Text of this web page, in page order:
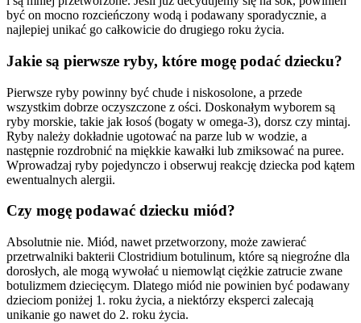
być on mocno rozcieńczony wodą i podawany sporadycznie, a
najlepiej unikać go całkowicie do drugiego roku życia.
Jakie są pierwsze ryby, które mogę podać dziecku?
Pierwsze ryby powinny być chude i niskosolone, a przede
wszystkim dobrze oczyszczone z ości. Doskonałym wyborem są
ryby morskie, takie jak łosoś (bogaty w omega-3), dorsz czy mintaj.
Ryby należy dokładnie ugotować na parze lub w wodzie, a
następnie rozdrobnić na miękkie kawałki lub zmiksować na puree.
Wprowadzaj ryby pojedynczo i obserwuj reakcję dziecka pod kątem
ewentualnych alergii.
Czy mogę podawać dziecku miód?
Absolutnie nie. Miód, nawet przetworzony, może zawierać
przetrwalniki bakterii Clostridium botulinum, które są niegroźne dla
dorosłych, ale mogą wywołać u niemowląt ciężkie zatrucie zwane
botulizmem dziecięcym. Dlatego miód nie powinien być podawany
dzieciom poniżej 1. roku życia, a niektórzy eksperci zalecają
unikanie go nawet do 2. roku życia.